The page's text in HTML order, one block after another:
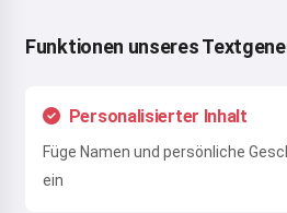
Funktionen unseres
Personalisierter Inhalt
Füge Namen und persönliche
ein